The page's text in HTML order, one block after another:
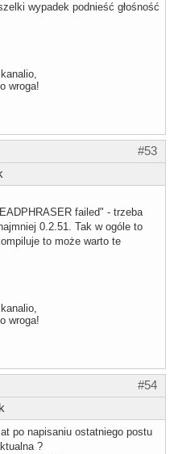
wypadek podnieść głośność
wroga!
#53
failed" - trzeba
0.2.51. Tak w ogóle to
to może warto te
wroga!
#54
po napisaniu ostatniego postu
?